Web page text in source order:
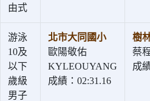
由式
游泳
10及
以下
歲級
男子
北市大同國小
歐陽敬佑
KYLEOUYANG
成績：02:31.16
樹
蔡
成